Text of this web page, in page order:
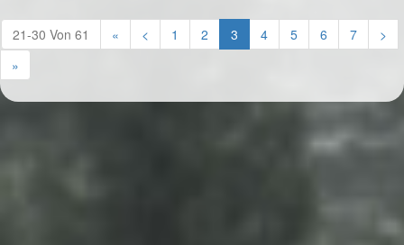
21-30 Von 61 « < 1 2 3 (current)
4 5 6 7
>
»